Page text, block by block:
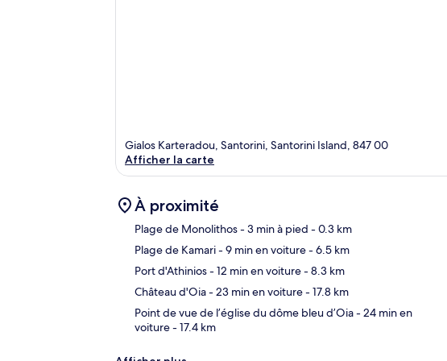
Gialos Karteradou, Santorini, Santorini Island, 847 00
Afficher la carte
À proximité
Plage de Monolithos- 3 min à pied - 0.3 km
Plage de Kamari- 9 min en voiture- 6.5 km
Port d'Athinios- 12 min en voiture- 8.3 km
Château d'Oia- 23 min en voiture- 17.8 km
Point de vue de l’église du dôme bleu d’Oia- 24 min en
voiture- 17.4 km